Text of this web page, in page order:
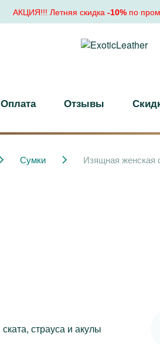
АКЦИЯ!!! Летняя скидка -10%по
Оплата Отзывы
Сумки Изящная женская